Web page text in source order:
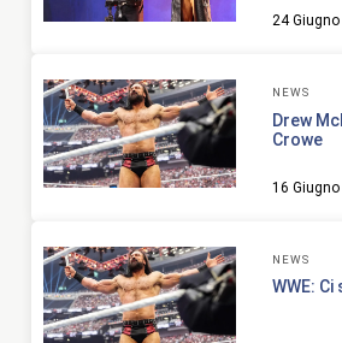
24
NEWS
Drew
Crowe
16
NEWS
WWE: